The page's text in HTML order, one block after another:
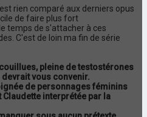
rien comparé aux derniers opus
de faire plus fort
temps de s'attacher à ces
C'est de loin ma fin de série
pleine de testostérones
vous convenir.
de personnages féminins
interprétée par la